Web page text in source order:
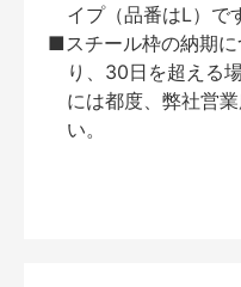
イプ（品番はL）で
■スチール枠の納期に
り、30日を超える
には都度、弊社営
い。